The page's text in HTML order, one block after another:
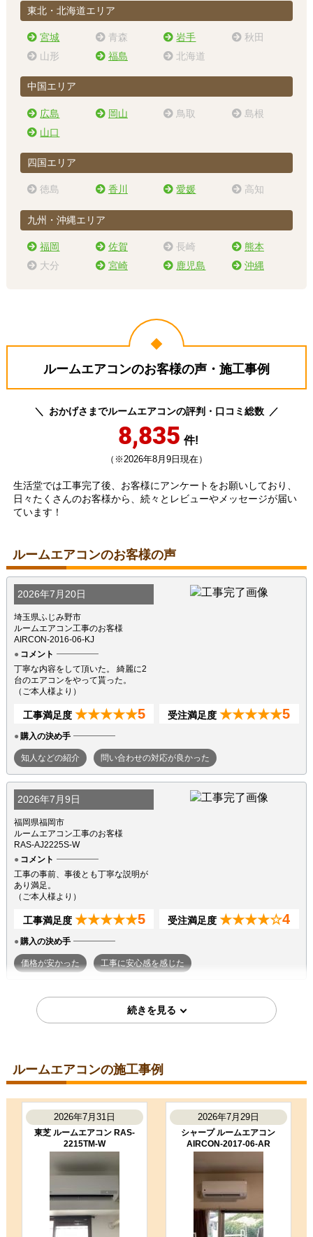
東北・北海道エリア
宮城 青森 岩手
秋田
山形
福島 北海道
中国エリア
広島 岡山 鳥取
島根
山口
四国エリア
徳島 香川 愛媛 高知
九州・沖縄エリア
福岡 佐賀 長崎
熊本
大分
宮崎 鹿児島 沖縄
ルームエアコンのお客様の声・施工事例
おかげさまでルームエアコンの評判・口コミ総数
8,835 件!
（※2026年8月9日現在）
生活堂では工事完了後、お客様にアンケートをお願いしており、
日々たくさんのお客様から、続々とレビューやメッセージが届い
ています！
ルームエアコンのお客様の声
2026年7月20日
埼玉県ふじみ野市
ルームエアコン工事のお客様
AIRCON-2016-06-KJ
コメント
丁寧な内容をして頂いた。 綺麗に2
台のエアコンをやって貰った。
（ご本人様より）
工事満足度 ★★★★★5 受注満足度 ★★★★★5
購入の決め手
知人などの紹介 問い合わせの対応が良かった
2026年7月9日
福岡県福岡市
ルームエアコン工事のお客様
RAS-AJ2225S-W
コメント
工事の事前、事後とも丁寧な説明が
あり満足。
（ご本人様より）
工事満足度 ★★★★★5 受注満足度 ★★★★☆4
購入の決め手
価格が安かった 工事に安心感を感じた
2026年7月7日
コメント
段取りも良く、エアコン取付後のチ
ても良かったです。ありがとうござ
いました。
（ご本人様より）
工事満足度 ★★★★★ 受注満足度 ★★★☆☆
商品選定がしやすかった
工事に安心感を感じた
ルームエアコンの施工事例
2026年7月31日
東芝 ルームエアコン RAS-
2215TM-W
2026年7月29日
シャープ ルームエアコン
AIRCON-2017-06-AR